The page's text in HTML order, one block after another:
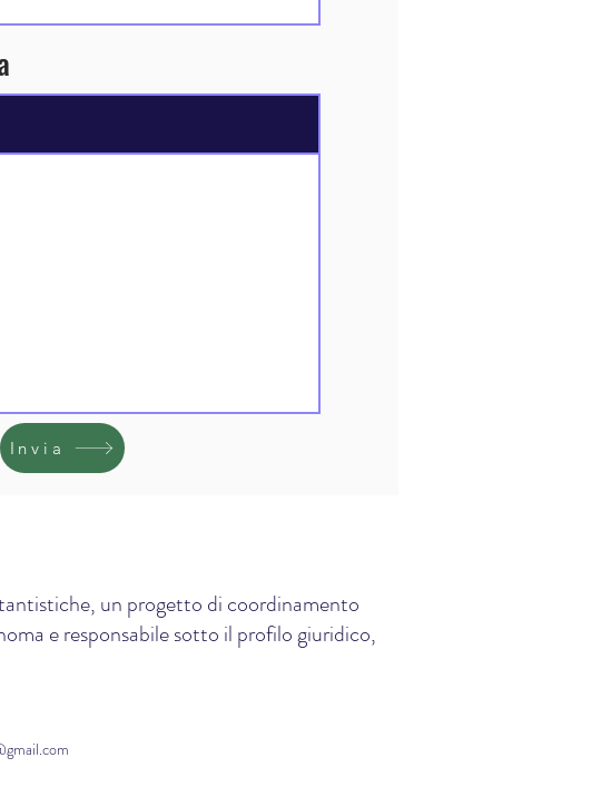
Invia
un progetto di coordinamento
e responsabile sotto il profilo giuridico,